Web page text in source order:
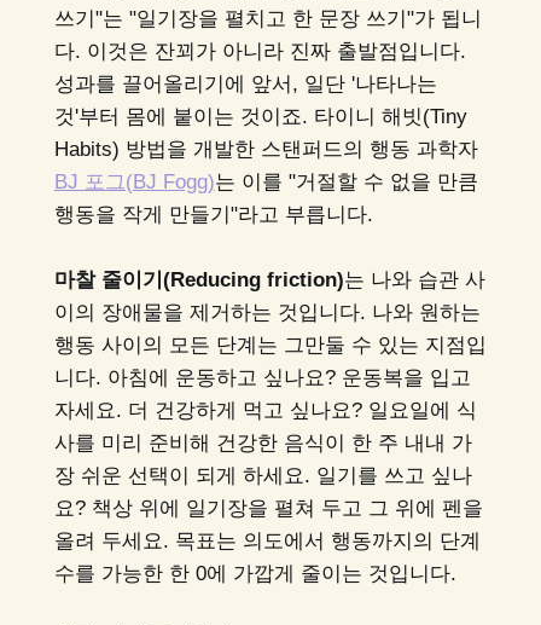
쓰기"는 "일기장을 펼치고 한 문장 쓰기"가 됩니
다. 이것은 잔꾀가 아니라 진짜 출발점입니다.
성과를 끌어올리기에 앞서, 일단 '나타나는
것'부터 몸에 붙이는 것이죠. 타이니 해빗(Tiny
Habits) 방법을 개발한 스탠퍼드의 행동 과학자
BJ 포그(BJ Fogg)는 이를 "거절할 수 없을 만큼
행동을 작게 만들기"라고 부릅니다.
마찰 줄이기(Reducing friction)는 나와 습관 사
이의 장애물을 제거하는 것입니다. 나와 원하는
행동 사이의 모든 단계는 그만둘 수 있는 지점입
니다. 아침에 운동하고 싶나요? 운동복을 입고
자세요. 더 건강하게 먹고 싶나요? 일요일에 식
사를 미리 준비해 건강한 음식이 한 주 내내 가
장 쉬운 선택이 되게 하세요. 일기를 쓰고 싶나
요? 책상 위에 일기장을 펼쳐 두고 그 위에 펜을
올려 두세요. 목표는 의도에서 행동까지의 단계
수를 가능한 한 0에 가깝게 줄이는 것입니다.